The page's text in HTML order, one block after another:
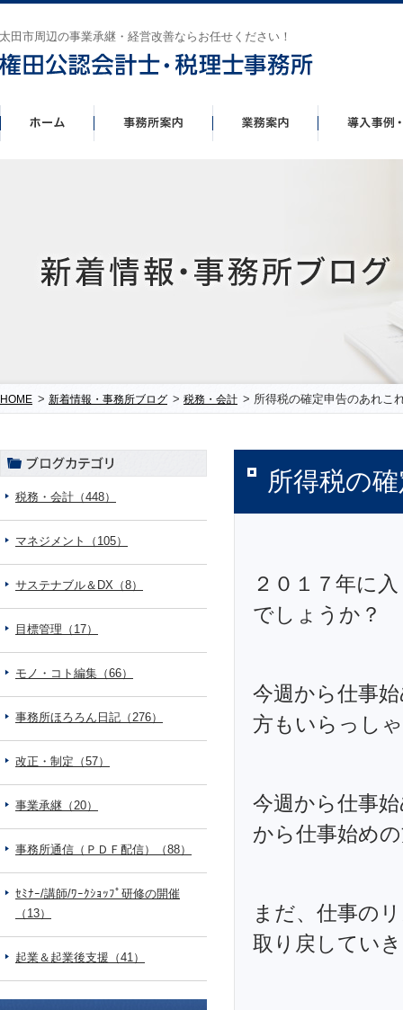
太田市周辺の事業承継・経営改善ならお任せください！
HOME > 新着情報・事務所ブログ > 税務・会計 > 所得税の確定申告のあれこ
所得税の
２０１７年に
でしょうか？
今週から仕事
方もいらっし
今週から仕事
から仕事始め
まだ、仕事の
取り戻してい
税務・会計（448）
マネジメント（105）
サステナブル＆DX（8）
目標管理（17）
モノ・コト編集（66）
事務所ほろろん日記（276）
改正・制定（57）
事業承継（20）
事務所通信（ＰＤＦ配信）（88）
ｾﾐﾅｰ/講師/ﾜｰｸｼｮｯﾌﾟ研修の開催
（13）
起業＆起業後支援（41）